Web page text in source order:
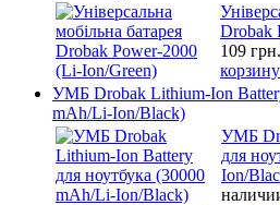
Drobak
109 грн.
корзину
УМБ Drobak Lithium-Ion
mAh/Li-Ion/Black)
УМБ
для
Ion/